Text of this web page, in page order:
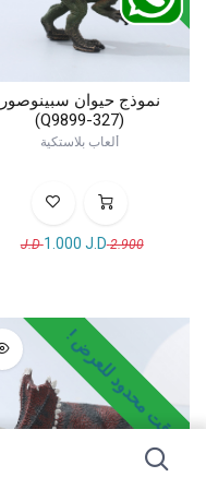
نموذج حيوان سبينوصور
(Q9899-327)
ألعاب بلاستكية
2.900
J.D
1.000 J.D
وقت محدود للعرض !